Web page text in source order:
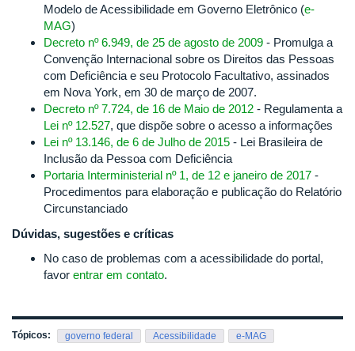
Modelo de Acessibilidade em Governo Eletrônico (e-
MAG)
Decreto nº 6.949, de 25 de agosto de 2009 - Promulga a
Convenção Internacional sobre os Direitos das Pessoas
com Deficiência e seu Protocolo Facultativo, assinados
em Nova York, em 30 de março de 2007.
Decreto nº 7.724, de 16 de Maio de 2012 - Regulamenta a
Lei nº 12.527, que dispõe sobre o acesso a informações
Lei nº 13.146, de 6 de Julho de 2015 - Lei Brasileira de
Inclusão da Pessoa com Deficiência
Portaria Interministerial nº 1, de 12 e janeiro de 2017 -
Procedimentos para elaboração e publicação do Relatório
Circunstanciado
Dúvidas, sugestões e críticas
No caso de problemas com a acessibilidade do portal,
favor entrar em contato.
Tópicos: governo federal Acessibilidade e-MAG